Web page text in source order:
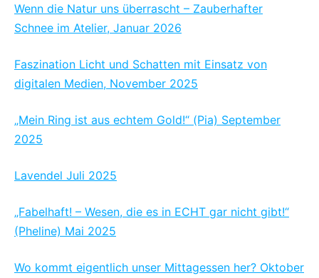
Wenn die Natur uns überrascht – Zauberhafter
Schnee im Atelier, Januar 2026
Faszination Licht und Schatten mit Einsatz von
digitalen Medien, November 2025
„Mein Ring ist aus echtem Gold!“ (Pia) September
2025
Lavendel Juli 2025
„Fabelhaft! – Wesen, die es in ECHT gar nicht gibt!“
(Pheline) Mai 2025
Wo kommt eigentlich unser Mittagessen her? Oktober